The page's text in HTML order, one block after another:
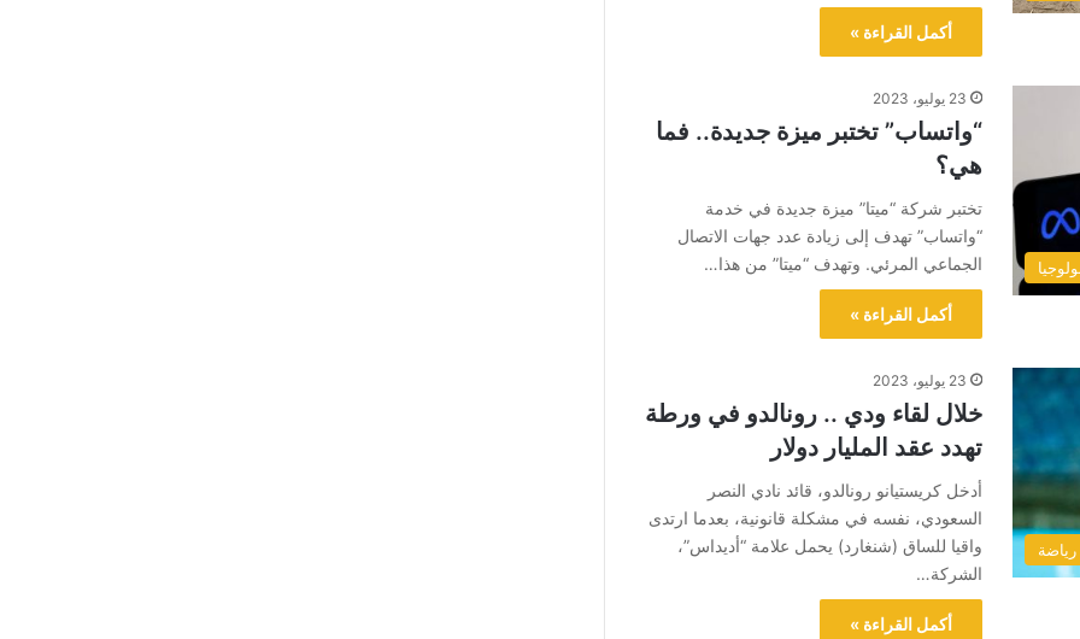
أكمل القراءة »
23 يوليو، 2023
“واتساب” تختبر ميزة جديدة.. فما
هي؟
تختبر شركة “ميتا” ميزة جديدة في خدمة
“واتساب” تهدف إلى زيادة عدد جهات الاتصال
الجماعي المرئي. وتهدف “ميتا” من هذا…
أكمل القراءة »
رياضة
23 يوليو، 2023
خلال لقاء ودي .. رونالدو في ورطة
تهدد عقد المليار دولار
أدخل كريستيانو رونالدو، قائد نادي النصر
السعودي، نفسه في مشكلة قانونية، بعدما ارتدى
واقيا للساق (شنغارد) يحمل علامة “أديداس”،
الشركة…
أكمل القراءة »